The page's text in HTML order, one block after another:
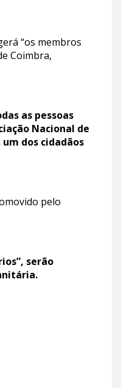
“os membros
Coimbra,
as pessoas
Nacional de
dos cidadãos
pelo
serão